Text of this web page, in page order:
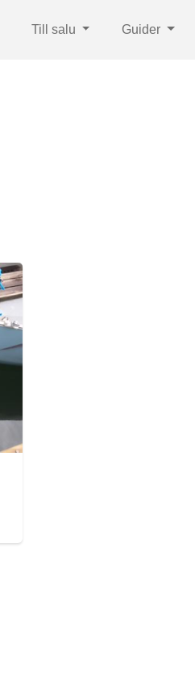
Till salu Guider